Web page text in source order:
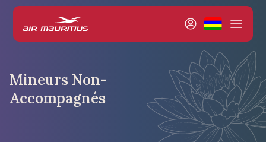
Mineurs Non-
Accompagnés